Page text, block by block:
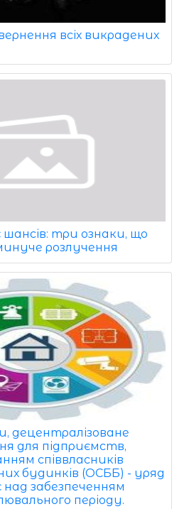
всіх викрадених
три ознаки, що
розлучення
децентралізоване
для підприємств,
співвласників
будинків (ОСББ) - уряд
забезпеченням
періоду.